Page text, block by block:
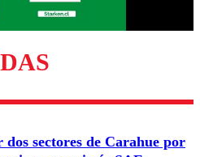
Enviar comentario
dos sectores de Carahue por